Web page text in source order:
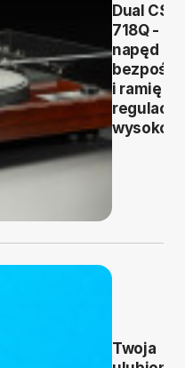
Dual CS
718Q -
napęd
i ramię z
regulacją
Twoja